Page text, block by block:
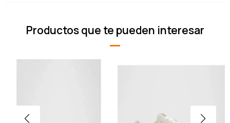
Productos que te pueden interesar